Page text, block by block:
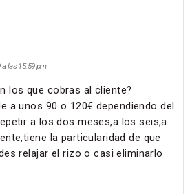
a las 15:59 pm
los que cobras al cliente?
a unos 90 o 120€ dependiendo del
a los dos meses,a los seis,a
la particularidad de que
relajar el rizo o casi eliminarlo